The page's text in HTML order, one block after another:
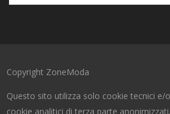
Copyright ZoneModa
Questo sito utilizza solo cookie tecnici e/o
cookie analitici di terza parte